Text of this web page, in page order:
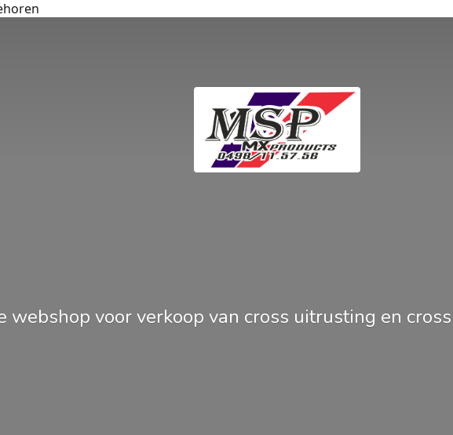
webshop voor verkoop van cross uitrusting en